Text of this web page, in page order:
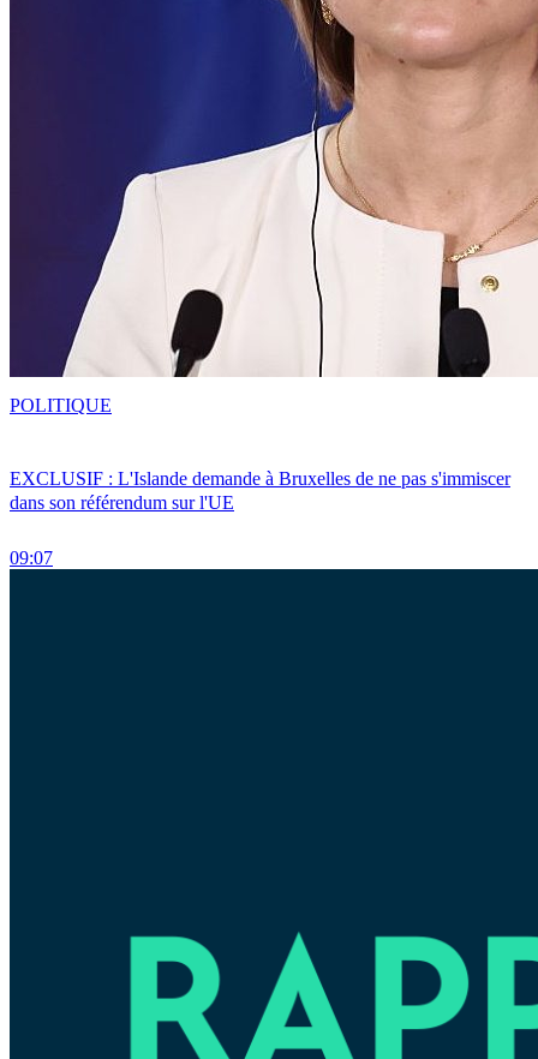
EXCLUSIF : L'Islande demande à Bruxelles de ne pas s'immiscer
dans son référendum sur l'UE
09:07
POLITIQUE